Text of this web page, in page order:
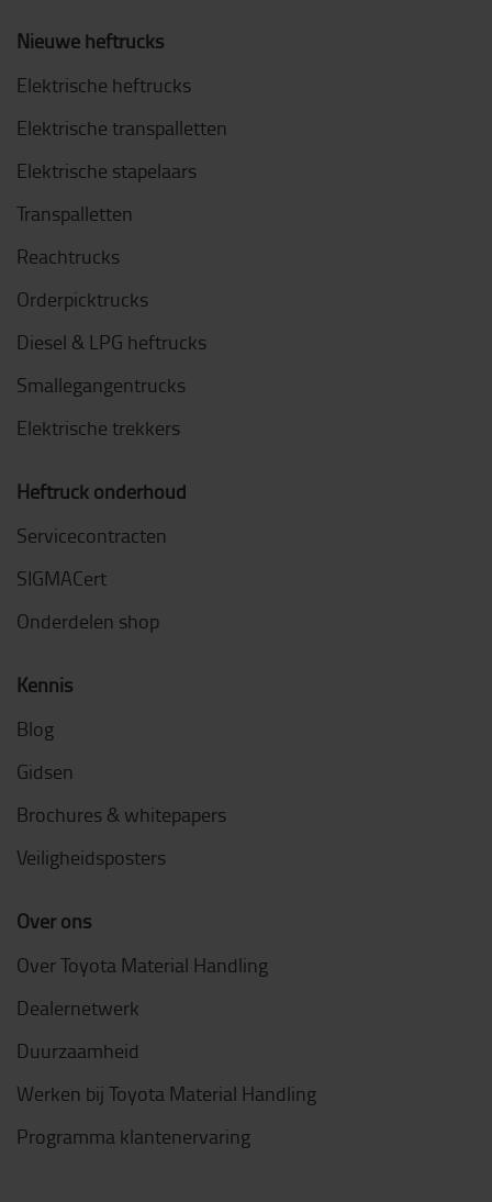
Nieuwe heftrucks
Elektrische heftrucks
Elektrische transpalletten
Elektrische stapelaars
Transpalletten
Reachtrucks
Orderpicktrucks
Diesel & LPG heftrucks
Smallegangentrucks
Elektrische trekkers
Heftruck onderhoud
Servicecontracten
SIGMACert
Onderdelen shop
Kennis
Blog
Gidsen
Brochures & whitepapers
Veiligheidsposters
Over ons
Over Toyota Material Handling
Dealernetwerk
Duurzaamheid
Werken bij Toyota Material Handling
Programma klantenervaring